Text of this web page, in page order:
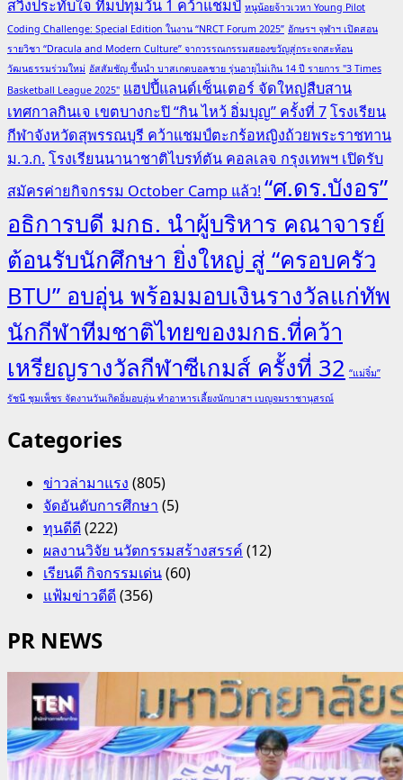
สวิงประทับใจ ทีมปทุมวัน 1 คว้าแชมป์ หนูน้อยจ้าวเวหา Young Pilot
Coding Challenge: Special Edition ในงาน “NRCT Forum 2025” อักษรฯ จุฬาฯ เปิดสอน
รายวิชา “Dracula and Modern Culture” จากวรรณกรรมสยองขวัญสู่กระจกสะท้อน
วัฒนธรรมร่วมใหม่ อัสสัมชัญ ขึ้นนำ บาสเกตบอลชาย รุ่นอายุไม่เกิน 14 ปี รายการ "3 Times
Basketball League 2025" แฮปปี้แลนด์เซ็นเตอร์ จัดใหญ่สืบสาน
เทศกาลกินเจ เขตบางกะปิ “กิน ไหว้ อิ่มบุญ” ครั้งที่ 7โรงเรียน
กีฬาจังหวัดสุพรรณบุรี คว้าแชมป์ตะกร้อหญิงถ้วยพระราชทาน
ม.ว.ก.โรงเรียนนานาชาติไบรท์ตัน คอลเลจ กรุงเทพฯ เปิดรับ
สมัครค่ายกิจกรรม October Camp แล้ว!“ศ.ดร.บังอร”
อธิการบดี มกธ. นำผู้บริหาร คณาจารย์
ต้อนรับนักศึกษา ยิ่งใหญ่ สู่ “ครอบครัว
BTU” อบอุ่น พร้อมมอบเงินรางวัลแก่ทัพ
นักกีฬาทีมชาติไทยของมกธ.ที่คว้า
เหรียญรางวัลกีฬาซีเกมส์ ครั้งที่ 32 “แม่จิ๋ม”
รัชนี ชุมเพ็ชร จัดงานวันเกิดอิ่มอบอุ่น ทำอาหารเลี้ยงนักบาสฯ เบญจมราชานุสรณ์
Categories
ข่าวล่ามาแรง (805)
จัดอันดับการศึกษา (5)
ทุนดีดี(222)
ผลงานวิจัย นวัตกรรมสร้างสรรค์(12)
เรียนดี กิจกรรมเด่น(60)
แฟ้มข่าวดีดี(356)
PR NEWS